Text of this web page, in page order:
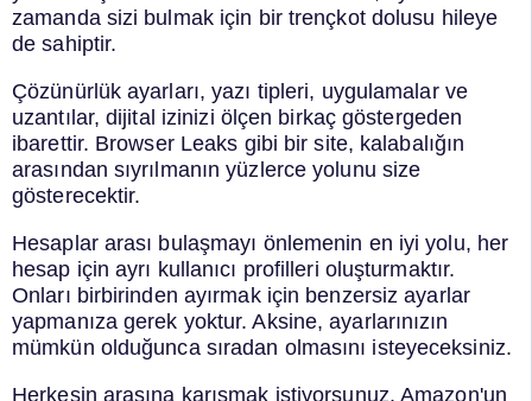
zamanda sizi bulmak için bir trençkot dolusu hileye
de sahiptir.
Çözünürlük ayarları, yazı tipleri, uygulamalar ve
uzantılar, dijital izinizi ölçen birkaç göstergeden
ibarettir. Browser Leaks gibi bir site, kalabalığın
arasından sıyrılmanın yüzlerce yolunu size
gösterecektir.
Hesaplar arası bulaşmayı önlemenin en iyi yolu, her
hesap için ayrı kullanıcı profilleri oluşturmaktır.
Onları birbirinden ayırmak için benzersiz ayarlar
yapmanıza gerek yoktur. Aksine, ayarlarınızın
mümkün olduğunca sıradan olmasını isteyeceksiniz.
Herkesin arasına karışmak istiyorsunuz. Amazon'un